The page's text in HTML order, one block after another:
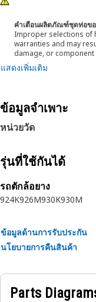
คำเตือนผลิตภัณฑ์ชุดท่อข
Improper selections of
warranties and may
damage, or
แสดงเพิ่มเติม
ข้อมูลจำเพาะ
หน่วยวัด
รุ่นที่ใช้กันได้
รถตักล้อยาง
924K926M930K930M
ข้อมูลด้านการรับประกัน
นโยบายการคืนสินค้า
Parts